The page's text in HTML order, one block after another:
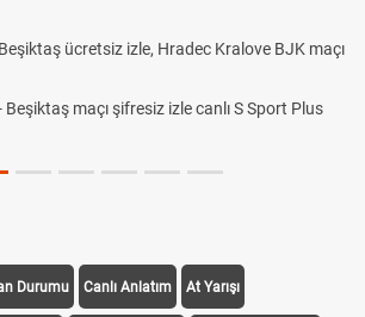
ücretsiz izle, Hradec Kralove BJK maçı
maçı şifresiz izle canlı S Sport Plus
Durumu Canlı Anlatım At Yarışı